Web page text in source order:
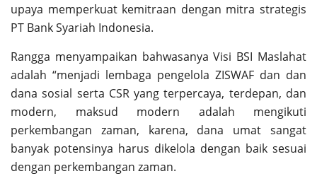
upaya memperkuat kemitraan dengan mitra strategis
PT Bank Syariah Indonesia.
Rangga menyampaikan bahwasanya Visi BSI Maslahat
adalah “menjadi lembaga pengelola ZISWAF dan dan
dana sosial serta CSR yang terpercaya, terdepan, dan
modern, maksud modern adalah mengikuti
perkembangan zaman, karena, dana umat sangat
banyak potensinya harus dikelola dengan baik sesuai
dengan perkembangan zaman.